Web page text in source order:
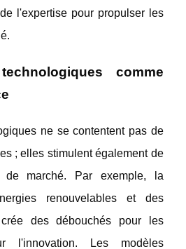
l'expertise pour propulser les
comme
ne se contentent pas de
; elles stimulent également de
de marché. Par exemple, la
renouvelables et des
des débouchés pour les
l'innovation. Les modèles